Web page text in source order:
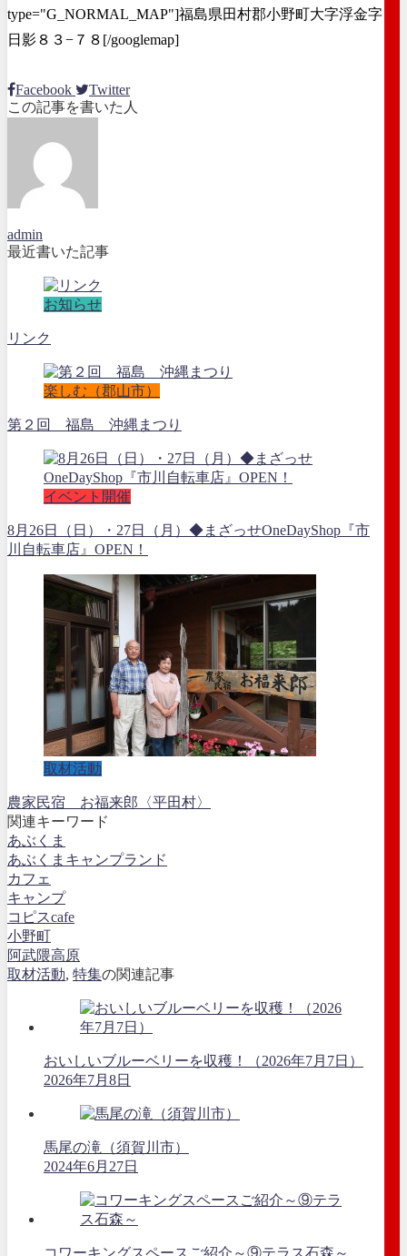
type="G_NORMAL_MAP"]福島県田村郡小野町大字浮金字
日影８３−７８[/googlemap]
Facebook
Twitter
この記事を書いた人
admin
最近書いた記事
お知らせ
リンク
楽しむ（郡山市）
第２回 福島 沖縄まつり
イベント開催
8月26日（日）・27日（月）◆まざっせOneDayShop『市
川自転車店』OPEN！
取材活動
農家民宿 お福来郎〈平田村〉
関連キーワード
あぶくま
あぶくまキャンプランド
カフェ
キャンプ
コピスcafe
小野町
阿武隈高原
取材活動, 特集の関連記事
おいしいブルーベリーを収穫！（2026年7月7日）
2026年7月8日
馬尾の滝（須賀川市）
2024年6月27日
コワーキングスペースご紹介～⑨テラス石森～